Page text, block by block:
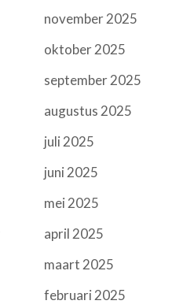
november 2025
oktober 2025
september 2025
augustus 2025
juli 2025
juni 2025
mei 2025
april 2025
maart 2025
februari 2025